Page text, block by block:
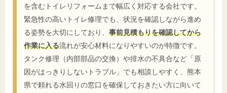
を含むトイレリフォームまで幅広く対応する会社です。
緊急性の高いトイレ修理でも、状況を確認しながら進め
る姿勢を大切にしており、 事前見積もりを確認してから
作業に入る流れが安心材料になりやすいのが特徴です。
タンク修理（内部部品の交換）や排水の不具合など「原
因がはっきりしないトラブル」でも相談しやすく、熊本
県で頼れる水回りの窓口を確保しておきたい方に向いて